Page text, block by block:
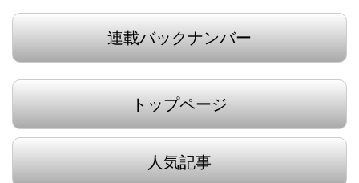
連載バックナンバー
トップページ
人気記事